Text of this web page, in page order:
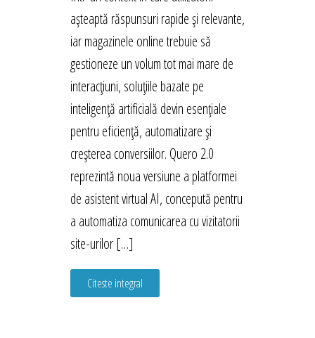
așteaptă răspunsuri rapide și relevante,
iar magazinele online trebuie să
gestioneze un volum tot mai mare de
interacțiuni, soluțiile bazate pe
inteligență artificială devin esențiale
pentru eficiență, automatizare și
creșterea conversiilor. Quero 2.0
reprezintă noua versiune a platformei
de asistent virtual AI, concepută pentru
a automatiza comunicarea cu vizitatorii
site-urilor […]
Citeste integral